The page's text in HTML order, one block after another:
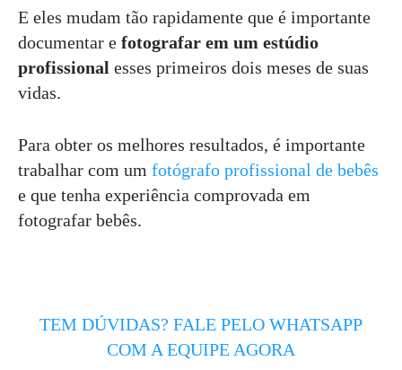
E eles mudam tão rapidamente que é importante
documentar e fotografar em um estúdio
profissional esses primeiros dois meses de suas
vidas.
Para obter os melhores resultados, é importante
trabalhar com um fotógrafo profissional de bebês
e que tenha experiência comprovada em
fotografar bebês.
TEM DÚVIDAS? FALE PELO WHATSAPP
COM A EQUIPE AGORA